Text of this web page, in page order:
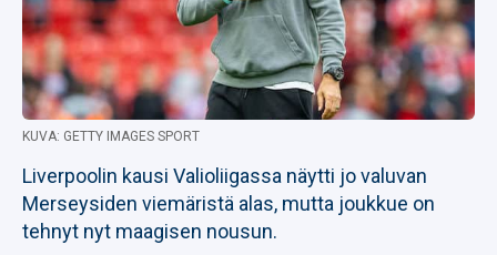
KUVA: GETTY IMAGES SPORT
Liverpoolin kausi Valioliigassa näytti jo valuvan
Merseysiden viemäristä alas, mutta joukkue on
tehnyt nyt maagisen nousun.